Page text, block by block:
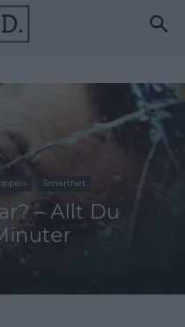
Smarthet
– Allt Du